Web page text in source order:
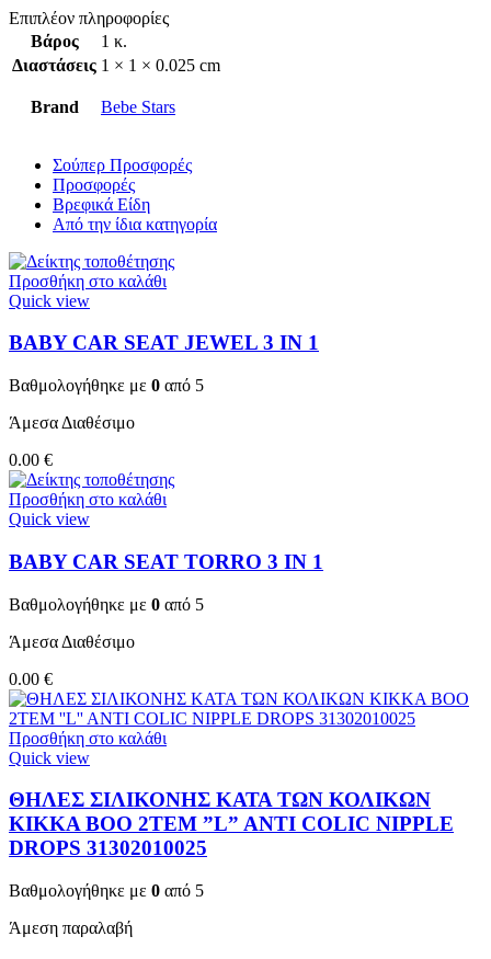
Επιπλέον πληροφορίες
Βάρος
1 κ.
Διαστάσεις 1 × 1 × 0.025 cm
Brand Bebe Stars
Σούπερ Προσφορές
Προσφορές
Βρεφικά Είδη
Από την ίδια κατηγορία
Προσθήκη στο καλάθι
Quick view
BABY CAR SEAT JEWEL 3 ΙΝ 1
Βαθμολογήθηκε με 0 από 5
Άμεσα Διαθέσιμο
0.00 €
Προσθήκη στο καλάθι
Quick view
BABY CAR SEAT TORRO 3 ΙΝ 1
Βαθμολογήθηκε με 0 από 5
Άμεσα Διαθέσιμο
0.00 €
Προσθήκη στο καλάθι
Quick view
ΘΗΛΕΣ ΣΙΛΙΚΟΝΗΣ ΚΑΤΑ ΤΩΝ ΚΟΛΙΚΩΝ
KIKKA BOO 2TEM ”L” ANTI COLIC NIPPLE
DROPS 31302010025
Βαθμολογήθηκε με 0 από 5
Άμεση παραλαβή